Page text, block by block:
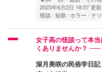
2025年6月2日 18:57 更新
怪談
短歌 ホラー ナ
女子高の怪談って本
くありませんか？
深月美咲の民俗学日